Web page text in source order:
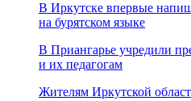
В Иркутске впервые
на бурятском языке
В Приангарье учредили
и их педагогам
Жителям Иркутской